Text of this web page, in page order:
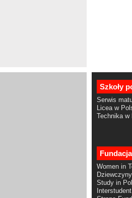
Szkoły
Serwis
Licea w
Technika w
Women in
Study in
Interstudent